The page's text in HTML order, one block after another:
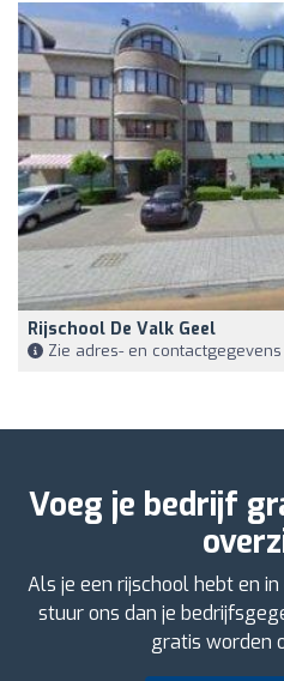
Rijschool De Valk Geel
Zie adres- en contactgegevens
Voeg je bedrijf
Als je een rijschool hebt en
stuur ons dan je
gratis worden